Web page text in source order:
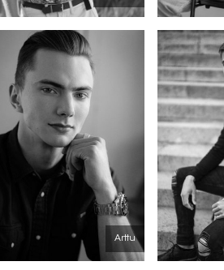
Arttu